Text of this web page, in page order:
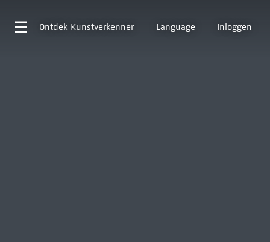
Ontdek Kunstverkenner Language Inloggen